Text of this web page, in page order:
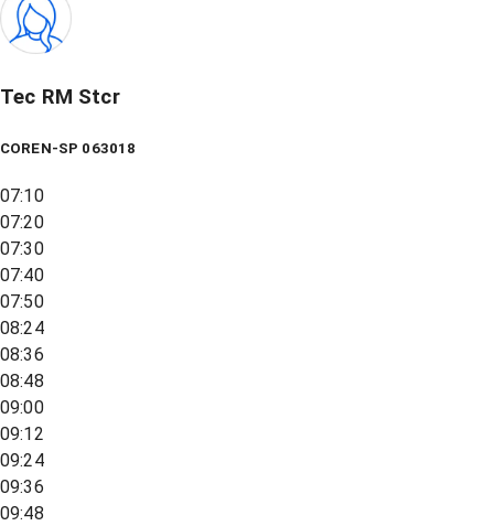
Tec RM Stcr
COREN-SP 063018
07:10
07:20
07:30
07:40
07:50
08:24
08:36
08:48
09:00
09:12
09:24
09:36
09:48